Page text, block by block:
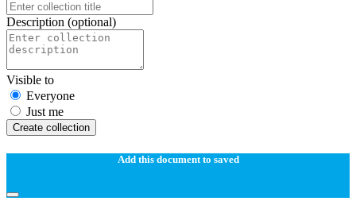
Description (optional)
Visible to
Everyone
Just me
Create collection
Add this document to saved